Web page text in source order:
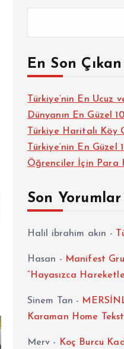
En Son
Türkiye’nin En Ucuz
Dünyanın En Güzel
Türkiye Haritalı Köy
Türkiye’nin En Güzel
Öğrenciler İçin Para
Son Yorumlar
Halil ibrahim akın -
Hasan - Manifest
“Hayasızca
Sinem Tan -
Karaman Home
Merv - Koç Burcu